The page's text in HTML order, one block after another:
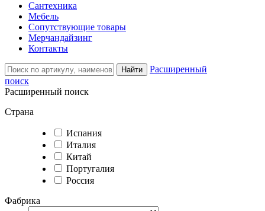
Сантехника
Мебель
Сопутствующие товары
Мерчандайзинг
Контакты
Найти
Расширенный
поиск
Расширенный поиск
Страна
Испания
Италия
Китай
Португалия
Россия
Фабрика